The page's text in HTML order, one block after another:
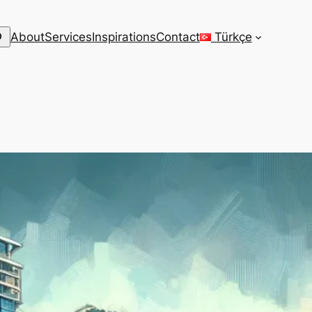
AboutServicesInspirationsContact Türkçe